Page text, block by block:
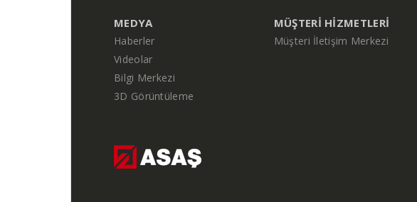
MEDYA
Haberler
Videolar
Bilgi Merkezi
3D Görüntüleme
MÜŞTERI HIZMETLERI
Müşteri İletişim Merkezi